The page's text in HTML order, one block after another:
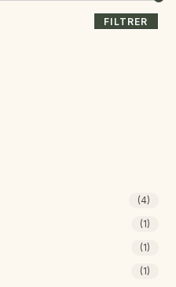
FILTRER
(4)
(1)
(1)
(1)